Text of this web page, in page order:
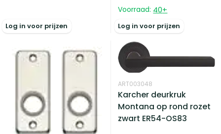
Log in voor prijzen
Voorraad: 40+
Log in voor prijzen
ART003048
Karcher deurkruk
Montana op rond rozet
zwart ER54-OS83